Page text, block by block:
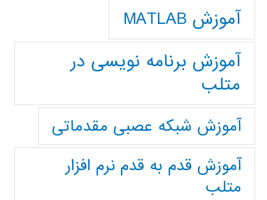
آموزش MATLAB
آموزش برنامه نویسی در
متلب
آموزش شبکه عصبی مقدماتی
آموزش قدم به قدم نرم افزار
متلب